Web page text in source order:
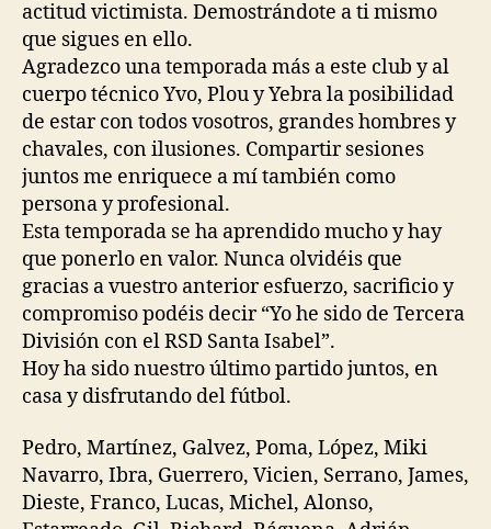
actitud victimista. Demostrándote a ti mismo
que sigues en ello.
Agradezco una temporada más a este club y al
cuerpo técnico Yvo, Plou y Yebra la posibilidad
de estar con todos vosotros, grandes hombres y
chavales, con ilusiones. Compartir sesiones
juntos me enriquece a mí también como
persona y profesional.
Esta temporada se ha aprendido mucho y hay
que ponerlo en valor. Nunca olvidéis que
gracias a vuestro anterior esfuerzo, sacrificio y
compromiso podéis decir “Yo he sido de Tercera
División con el RSD Santa Isabel”.
Hoy ha sido nuestro último partido juntos, en
casa y disfrutando del fútbol.
Pedro, Martínez, Galvez, Poma, López, Miki
Navarro, Ibra, Guerrero, Vicien, Serrano, James,
Dieste, Franco, Lucas, Michel, Alonso,